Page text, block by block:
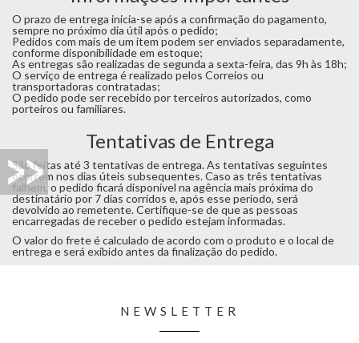
O prazo de entrega inicia-se após a confirmação do pagamento,
sempre no próximo dia útil após o pedido;
Pedidos com mais de um item podem ser enviados separadamente,
conforme disponibilidade em estoque;
As entregas são realizadas de segunda a sexta-feira, das 9h às 18h;
O serviço de entrega é realizado pelos Correios ou
transportadoras contratadas;
O pedido pode ser recebido por terceiros autorizados, como
porteiros ou familiares.
Tentativas de Entrega
São feitas até 3 tentativas de entrega. As tentativas seguintes
ocorrem nos dias úteis subsequentes. Caso as três tentativas
falhem, o pedido ficará disponível na agência mais próxima do
destinatário por 7 dias corridos e, após esse período, será
devolvido ao remetente. Certifique-se de que as pessoas
encarregadas de receber o pedido estejam informadas.
O valor do frete é calculado de acordo com o produto e o local de
entrega e será exibido antes da finalização do pedido.
NEWSLETTER